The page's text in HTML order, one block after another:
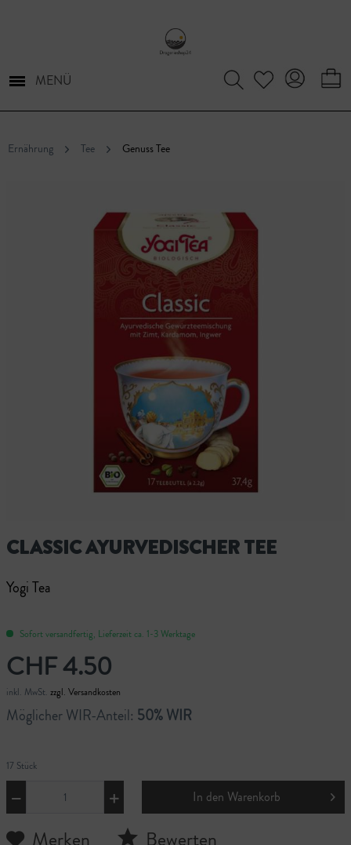
MENÜ
Ernährung Tee Genuss Tee
CLASSIC AYURVEDISCHER TEE
Yogi Tea
Sofort versandfertig, Lieferzeit ca. 1-3 Werktage
CHF 4.50
inkl. MwSt. zzgl. Versandkosten
Möglicher WIR-Anteil: 50% WIR
17 Stück
In den Warenkorb
Merken Bewerten